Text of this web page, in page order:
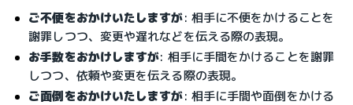
ご不便をおかけいたしますが: 相手に不便をかけることを
謝罪しつつ、変更や遅れなどを伝える際の表現。
お手数をおかけしますが: 相手に手間をかけることを謝罪
しつつ、依頼や変更を伝える際の表現。
ご面倒をおかけいたしますが: 相手に手間や面倒をかける